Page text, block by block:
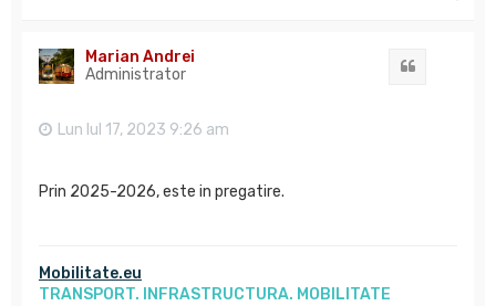
Marian Andrei
Administrator
Lun Iul 17, 2023 9:26 am
Prin 2025-2026, este in pregatire.
Mobilitate.eu
TRANSPORT. INFRASTRUCTURA. MOBILITATE